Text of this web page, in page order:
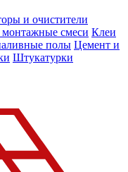
и очистители
смеси Клеи
полы Цемент и
Штукатурки